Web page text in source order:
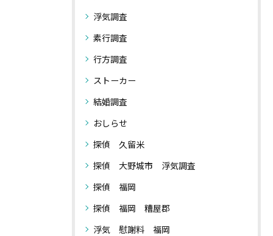
浮気調査
素行調査
行方調査
ストーカー
結婚調査
おしらせ
探偵 久留米
探偵 大野城市 浮気調査
探偵 福岡
探偵 福岡 糟屋郡
浮気 慰謝料 福岡